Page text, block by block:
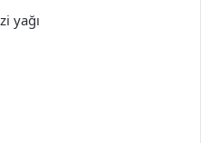
yağı